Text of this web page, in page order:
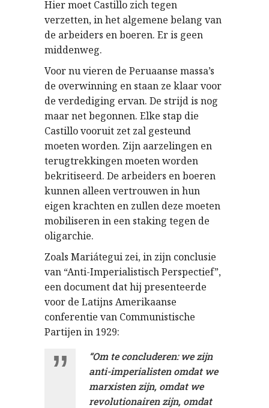
Hier moet Castillo zich tegen
verzetten, in het algemene belang van
de arbeiders en boeren. Er is geen
middenweg.
Voor nu vieren de Peruaanse massa’s
de overwinning en staan ze klaar voor
de verdediging ervan. De strijd is nog
maar net begonnen. Elke stap die
Castillo vooruit zet zal gesteund
moeten worden. Zijn aarzelingen en
terugtrekkingen moeten worden
bekritiseerd. De arbeiders en boeren
kunnen alleen vertrouwen in hun
eigen krachten en zullen deze moeten
mobiliseren in een staking tegen de
oligarchie.
Zoals Mariátegui zei, in zijn conclusie
van “Anti-Imperialistisch Perspectief”,
een document dat hij presenteerde
voor de Latijns Amerikaanse
conferentie van Communistische
Partijen in 1929:
“Om te concluderen: we zijn
anti-imperialisten omdat we
marxisten zijn, omdat we
revolutionairen zijn, omdat